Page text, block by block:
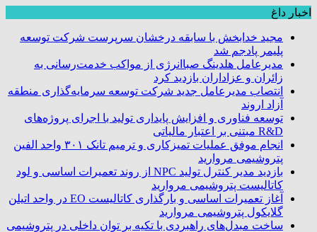
اخبار داغ
مجید خدابخش با سابقه درخشان سرپرست شرکت توسعه
پلیمر پادجم شد
مدیرعامل هلدینگ صباانرژی از مواکب خدمت‌رسانی به
زائران و عزاداران بازدید کرد
انتصاب مدیرعامل جدید شرکت توسعه سرمایه‌گذاری منطقه
آزاد اروند
توسعه فناوری و افزایش پایداری تولید با اجرای پروژه‌های
R&D مبتنی بر اعتبار مالیاتی
انجام موفق عملیات تمیزکاری و ترمیم تانک ۳۰۱ واحد الفین
پتروشیمی مروارید
بازدید مدیر کنترل تولید NPC از روند تعمیرات اساسی و لود
کاتالیست پتروشیمی مروارید
آغاز تعمیرات اساسی و بارگذاری کاتالیست EO در واحد اتیلن
گلایکول پتروشیمی مروارید
ساخت مبدل‌های راهبردی با تکیه بر توان داخلی در پتروشیمی